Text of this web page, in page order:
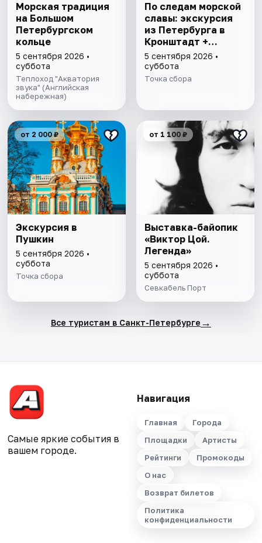
Морская традиция
на Большом
Петербургском
кoльце
5 сентября 2026 •
суббота
Теплоход "Акватория
звука" (Английская
набережная)
По следам морской
славы: экскурсия
из Петербурга в
Кронштадт +
прогулка на
теплоходе
5 сентября 2026 •
суббота
Точка сбора
от 2 000 ₽
Экскурсия в
Пушкин
5 сентября 2026 •
суббота
Точка сбора
от 1 100 ₽
Выставка-байопик
«Виктор Цой.
Легенда»
5 сентября 2026 •
суббота
Севкабель Порт
Все туристам в Санкт-Петербурге →
Самые яркие события в
вашем городе.
Навигация
Главная
Города
Площадки
Артисты
Рейтинги
Промокоды
О нас
Возврат билетов
Политика
конфиденциальности